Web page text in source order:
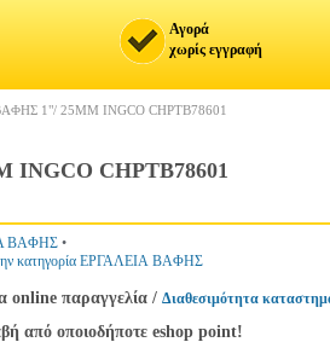
Αγορά
χωρίς εγγραφή
1"/ 25MM INGCO CHPTB78601
CHPTB78601
ΒΑΦΗΣ •
κατηγορία ΕΡΓΑΛΕΙΑ ΒΑΦΗΣ
online παραγγελία / Διαθεσιμότητα
από οποιοδήποτε eshop point!